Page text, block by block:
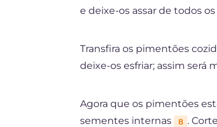
e deixe-os assar de todos
Transfira os pimentões
deixe-os esfriar; assim será
Agora que os pimentões
sementes internas
8 .